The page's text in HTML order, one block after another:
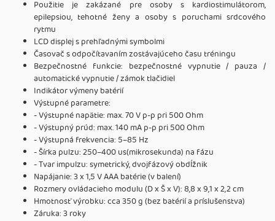
Použitie je zakázané pre osoby s kardiostimulátorom,
epilepsiou, tehotné ženy a osoby s poruchami srdcového
rytmu
LCD displej s prehľadnými symbolmi
Časovač s odpočítavaním zostávajúceho času tréningu
Bezpečnostné funkcie: bezpečnostné vypnutie / pauza /
automatické vypnutie / zámok tlačidiel
Indikátor výmeny batérií
Výstupné parametre:
- Výstupné napätie: max. 70 V p-p pri 500 Ohm
- Výstupný prúd: max. 140 mA p-p pri 500 Ohm
- Výstupná frekvencia: 5–85 Hz
- Šírka pulzu: 250–400 us(mikrosekunda) na fázu
- Tvar impulzu: symetrický, dvojfázový obdĺžnik
Napájanie: 3 x 1,5 V AAA batérie (v balení)
Rozmery ovládacieho modulu (D x Š x V): 8,8 x 9,1 x 2,2 cm
Hmotnosť výrobku: cca 350 g (bez batérií a príslušenstva)
Záruka: 3 roky